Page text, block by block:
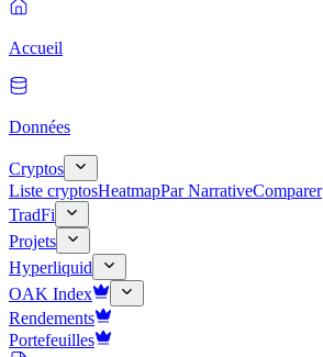
Accueil
Données
Cryptos
Liste cryptosHeatmapPar NarrativeComparer
TradFi
Projets
Hyperliquid
OAK Index
Rendements
Portefeuilles